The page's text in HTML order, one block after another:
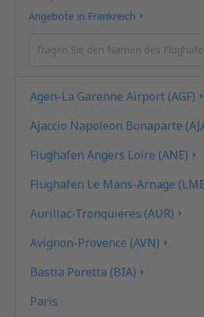
Angebote in Frankreich
Agen-La Garenne Airport (AGF)
Ajaccio Napoleon Bonaparte
Flughafen Angers Loire (ANE)
Flughafen Le Mans-Arnage
Aurillac-Tronquieres (AUR)
Avignon-Provence (AVN)
Bastia Poretta (BIA)
Paris